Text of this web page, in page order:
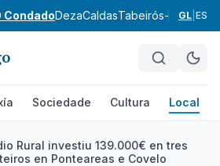
CondadoDezaCaldasTabeirós-Terra de
GL ES
Sociedade Cultura Local
Rural investiu 139.000€ en tres
en Ponteareas e Covelo